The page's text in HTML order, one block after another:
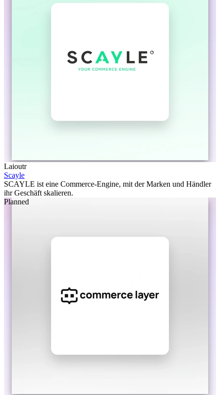
Laioutr
Scayle
SCAYLE ist eine Commerce-Engine, mit der Marken und Händler
ihr Geschäft skalieren.
Planned